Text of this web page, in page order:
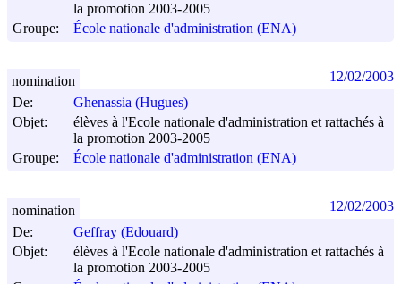
la promotion 2003-2005
Groupe:
École nationale d'administration (ENA)
De:
Ghenassia (Hugues)
Objet:
élèves à l'Ecole nationale d'administration et rattachés à
la promotion 2003-2005
Groupe:
École nationale d'administration (ENA)
nomination 12/02/2003
De:
Geffray (Edouard)
Objet:
élèves à l'Ecole nationale d'administration et rattachés à
la promotion 2003-2005
nomination 12/02/2003